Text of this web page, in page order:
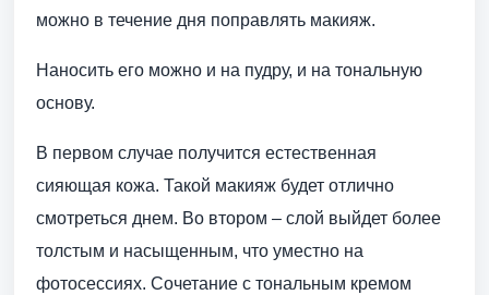
можно в течение дня поправлять макияж.
Наносить его можно и на пудру, и на тональную
основу.
В первом случае получится естественная
сияющая кожа. Такой макияж будет отлично
смотреться днем. Во втором – слой выйдет более
толстым и насыщенным, что уместно на
фотосессиях. Сочетание с тональным кремом